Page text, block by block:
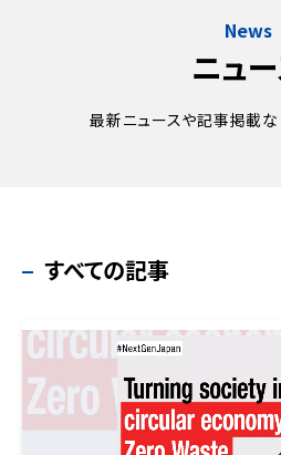
News
ニュ
最新ニュースや記事掲載な
すべての記事